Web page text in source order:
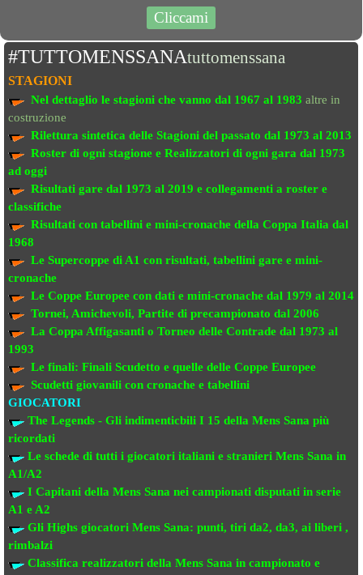
Cliccami
#TUTTOMENSSANAtuttomenssana
STAGIONI
Nel dettaglio le stagioni che vanno dal 1967 al 1983 altre in
costruzione
Rilettura sintetica delle Stagioni del passato dal 1973 al 2013
Roster di ogni stagione e Realizzatori di ogni gara dal 1973
ad oggi
Risultati gare dal 1973 al 2019 e collegamenti a roster e
classifiche
Risultati con tabellini e mini-cronache della Coppa Italia dal
1968
Le Supercoppe di A1 con risultati, tabellini gare e mini-
cronache
Le Coppe Europee con dati e mini-cronache dal 1979 al 2014
Tornei, Amichevoli, Partite di precampionato dal 2006
La Coppa Affigasanti o Torneo delle Contrade dal 1973 al
1993
Le finali: Finali Scudetto e quelle delle Coppe Europee
Scudetti giovanili con cronache e tabellini
GIOCATORI
The Legends - Gli indimenticbili I 15 della Mens Sana più
ricordati
Le schede di tutti i giocatori italiani e stranieri Mens Sana in
A1/A2
I Capitani della Mens Sana nei campionati disputati in serie
A1 e A2
Gli Highs giocatori Mens Sana: punti, tiri da2, da3, ai liberi ,
rimbalzi
Classifica realizzatori della Mens Sana in campionato e